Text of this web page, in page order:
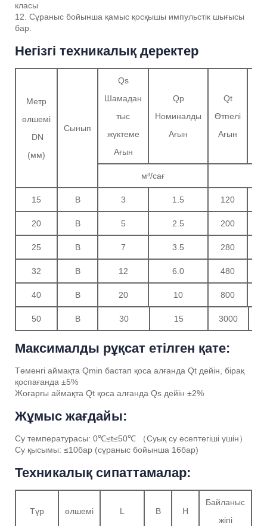
класы
12. Сұраныс бойынша қамыс қосқышы импульстік шығысы
бар.
Негізгі техникалық деректер
Метр
өлшемі
DN
(мм)
Сынып
Qs
Шамадан
тыс
жүктеме
Ағын
Qp
Номиналды
Ағын
Qt
Өтпелі
Ағын
м³/сағ
15 B 3 1.5 120
20 B 5 2.5 200
25 B 7 3.5 280
32 B 12 6.0 480
40 B 20 10 800
50 B 30 15 3000
Максималды рұқсат етілген қате:
Төменгі аймақта Qmin бастап қоса алғанда Qt дейін, бірақ
қоспағанда ±5%
Жоғарғы аймақта Qt қоса алғанда Qs дейін ±2%
Жұмыс жағдайы:
Су температурасы: 0℃≤t≤50℃ （Суық су есептегіші үшін）
Су қысымы: ≤10бар (сұраныс бойынша 16бар)
Техникалық сипаттамалар:
Түр өлшемі L B H
Байланыс
жіпі